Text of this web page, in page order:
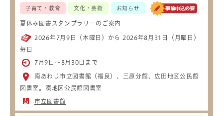
子育て・教育 文化・芸術 お知らせ
夏休み図書スタンプラリーのご案内
2026年7月9日（木曜日）から 2026年8月31日（月曜日）
毎日
7月9日～8月30日まで
南あわじ市立図書館（福良）、三原分館、広田地区公民館
図書室。湊地区公民館図書室
市立図書館